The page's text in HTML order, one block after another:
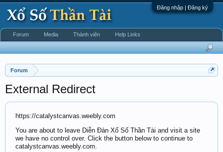
Đăng nhập | Đăng ký
Forum
External Redirect
https://catalystcanvas.weebly.com
You are about to leave Diễn Đàn Xổ Số Thần Tài and visit a site
we have no control over. Click the button below to continue to
catalystcanvas.weebly.com.
Forum Media Thành viên Help Links